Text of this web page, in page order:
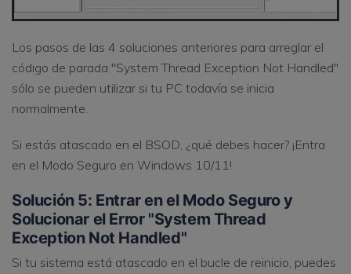
Los pasos de las 4 soluciones anteriores para arreglar el
código de parada "System Thread Exception Not Handled"
sólo se pueden utilizar si tu PC todavía se inicia
normalmente.
Si estás atascado en el BSOD, ¿qué debes hacer? ¡Entra
en el Modo Seguro en Windows 10/11!
Solución 5: Entrar en el Modo Seguro y
Solucionar el Error "System Thread
Exception Not Handled"
Si tu sistema está atascado en el bucle de reinicio, puedes